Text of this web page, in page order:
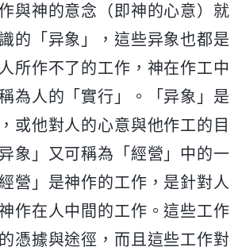
與神的意念（即神的心意）就
的「异象」，這些异象也都是
所作不了的工作，神在作工中
為人的「實行」。「异象」是
或他對人的心意與他作工的目
象」又可稱為「經營」中的一
營」是神作的工作，是針對人
作在人中間的工作。這些工作
憑據與途徑，而且這些工作對